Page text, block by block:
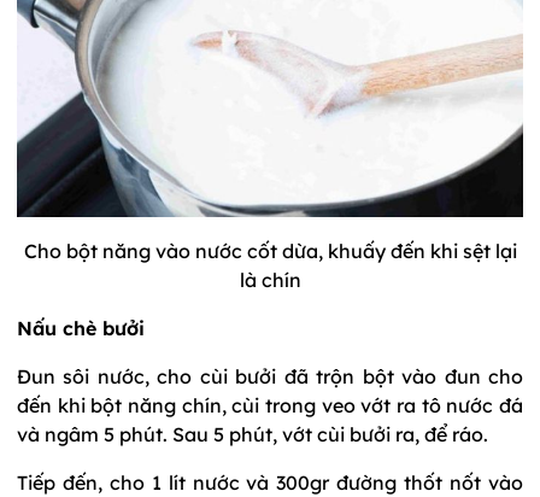
Cho bột năng vào nước cốt dừa, khuấy đến khi sệt lại
là chín
Nấu chè bưởi
Đun sôi nước, cho cùi bưởi đã trộn bột vào đun cho
đến khi bột năng chín, cùi trong veo vớt ra tô nước đá
và ngâm 5 phút. Sau 5 phút, vớt cùi bưởi ra, để ráo.
Tiếp đến, cho 1 lít nước và 300gr đường thốt nốt vào